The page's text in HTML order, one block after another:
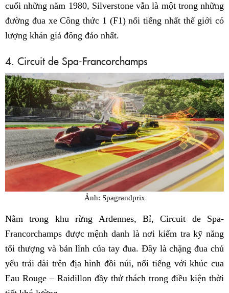
cuối những năm 1980, Silverstone vẫn là một trong những
đường đua xe Công thức 1 (F1) nổi tiếng nhất thế giới có
lượng khán giả đông đảo nhất.
4. Circuit de Spa-Francorchamps
Ảnh: Spagrandprix
Nằm trong khu rừng Ardennes, Bỉ, Circuit de Spa-
Francorchamps được mệnh danh là nơi kiểm tra kỹ năng
tối thượng và bản lĩnh của tay đua. Đây là chặng đua chủ
yếu trải dài trên địa hình đồi núi, nổi tiếng với khúc cua
Eau Rouge – Raidillon đầy thử thách trong điều kiện thời